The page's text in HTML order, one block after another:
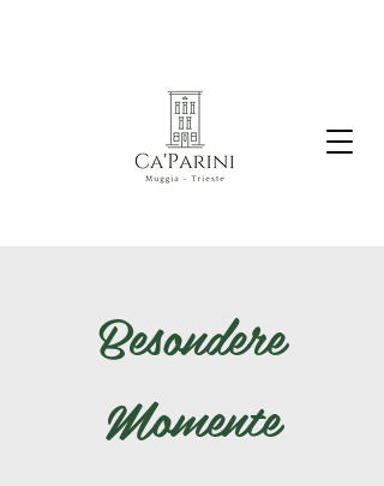
Besondere
Momente